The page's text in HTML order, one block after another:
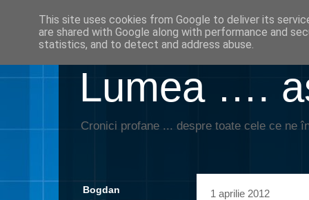
Lumea ….
Cronici profane ... despre toate cele ce ne
1 aprilie 2012
Bogdan
This site uses cookies from Google to deliver its
are shared with Google along with performance and
statistics, and to detect and address abuse.